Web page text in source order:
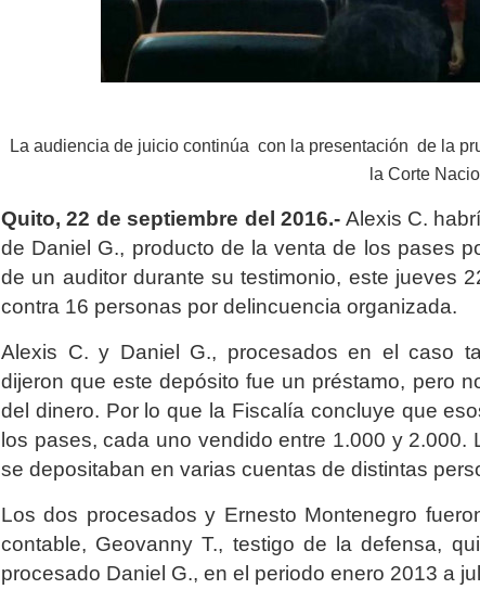
La audiencia de juicio continúa con la presentación de la
la Corte
Quito, 22 de septiembre del 2016.- Alexis C.
de Daniel G., producto de la venta de los pases
de un auditor durante su testimonio, este jueves
contra 16 personas por delincuencia organizada.
Alexis C. y Daniel G., procesados en el caso
dijeron que este depósito fue un préstamo, pero
del dinero. Por lo que la Fiscalía concluye que
los pases, cada uno vendido entre 1.000 y
se depositaban en varias cuentas de distintas
Los dos procesados y Ernesto Montenegro
contable, Geovanny T., testigo de la defensa,
procesado Daniel G., en el periodo enero 2013 a